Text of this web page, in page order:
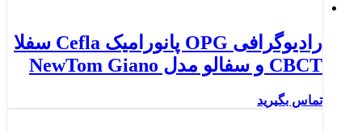
رادیوگرافی OPG پانورامیک Cefla سفلا
CBCT و سفالو مدل NewTom Giano
تماس بگیرید